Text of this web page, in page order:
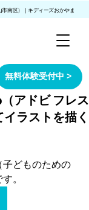
南区）｜キディーズおかやま
無料体験受付中 >
アドビ フレス
ラストを描く
どものための
。